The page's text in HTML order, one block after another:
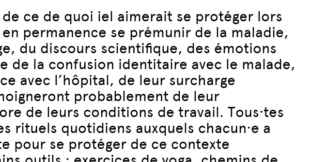
ce de quoi iel aimerait se protéger lors
permanence se prémunir de la maladie,
du discours scientifique, des émotions
de la confusion identitaire avec le malade,
avec l’hôpital, de leur surcharge
probablement de leur
de leurs conditions de travail. Tous·tes
rituels quotidiens auxquels chacun·e a
pour se protéger de ce contexte